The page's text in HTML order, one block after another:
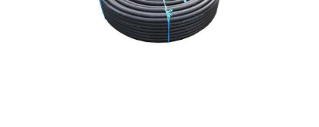
Meranie a regulácia
Kúrenie a chladenie